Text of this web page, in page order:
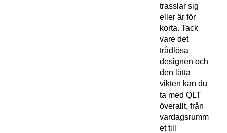
trasslar sig
eller är för
korta. Tack
vare det
trådlösa
designen och
den lätta
vikten kan du
ta med QLT
överallt, från
vardagsrumm
et till